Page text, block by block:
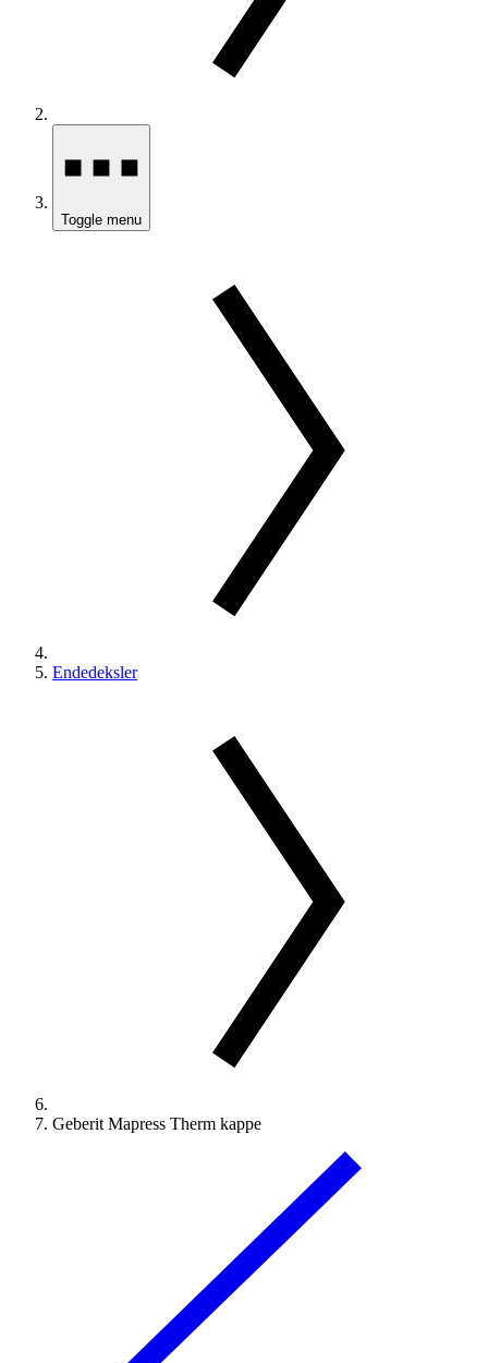
Toggle menu
Endedeksler
Geberit Mapress Therm kappe